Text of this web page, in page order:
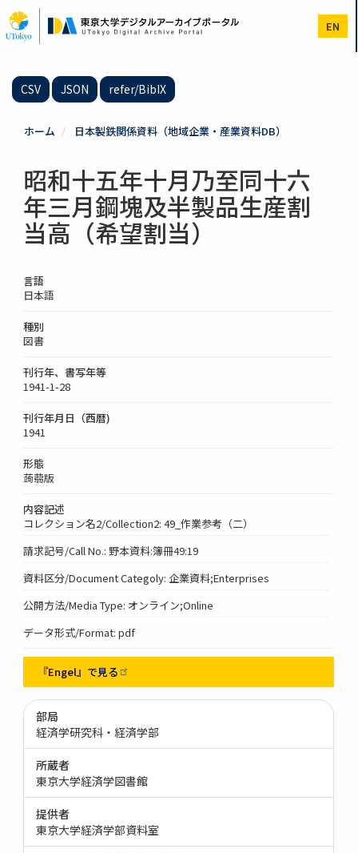
イ
ン
EN
CSV JSON refer/BibIX
ホーム 日本製鉄関係資料（地域企業・産業資料DB）
昭和十五年十月乃至同十六
年三月鋼塊及半製品生産割
当高（希望割当）
言語
日本語
種別
図書
刊行年、書写年等
1941-1-28
刊行年月日（西暦)
1941
形態
蒟蒻版
内容記述
コレクション名2/Collection2: 49_作業参考（二）
請求記号/Call No.: 野本資料:簿冊49:19
資料区分/Document Categoly: 企業資料;Enterprises
公開方法/Media Type: オンライン;Online
データ形式/Format: pdf
『Engel』で見る
部局
経済学研究科・経済学部
所蔵者
東京大学経済学図書館
提供者
東京大学経済学部資料室